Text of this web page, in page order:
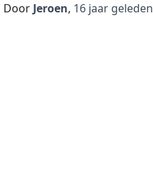
Door Jeroen, 16 jaargeleden